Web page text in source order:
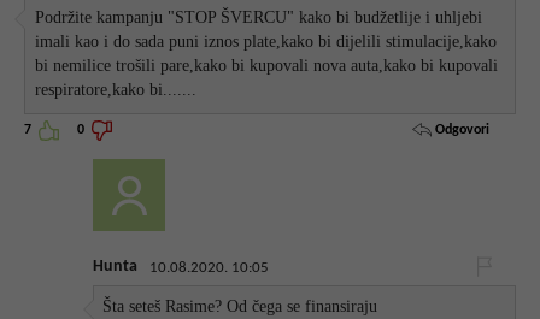
Podržite kampanju "STOP ŠVERCU" kako bi budžetlije i uhljebi
imali kao i do sada puni iznos plate,kako bi dijelili stimulacije,kako
bi nemilice trošili pare,kako bi kupovali nova auta,kako bi kupovali
respiratore,kako bi.......
7 0 Odgovori
Hunta 10.08.2020. 10:05
Šta seteš Rasime? Od čega se finansiraju